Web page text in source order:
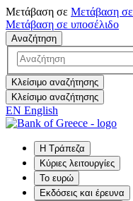
Μετάβαση σε Μετάβαση σε
Μετάβαση σε υποσέλιδο
Αναζήτηση
Κλείσιμο αναζήτησης
Κλείσιμο αναζήτησης
EN English
Η Τράπεζα
Κύριες λειτουργίες
Το ευρώ
Εκδόσεις και έρευνα